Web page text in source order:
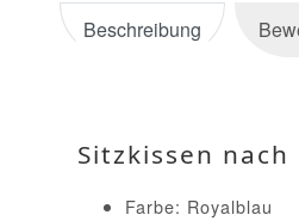
Beschreibung
Sitzkissen
Farbe: Royalblau